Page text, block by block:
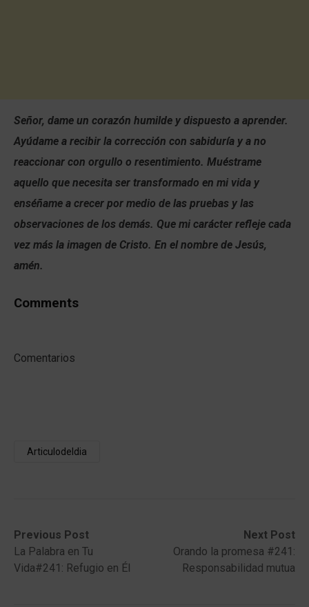
Señor, dame un corazón humilde y dispuesto a aprender.
Ayúdame a recibir la corrección con sabiduría y a no
reaccionar con orgullo o resentimiento. Muéstrame
aquello que necesita ser transformado en mi vida y
enséñame a crecer por medio de las pruebas y las
observaciones de los demás. Que mi carácter refleje cada
vez más la imagen de Cristo. En el nombre de Jesús,
amén.
Comments
Comentarios
Articulodeldia
Post
navigation
Previous Post
Previous
post:La Palabra en Tu
Vida#241: Refugio en Él
Next Post
Next
post:
Orando la promesa #241:
Responsabilidad mutua